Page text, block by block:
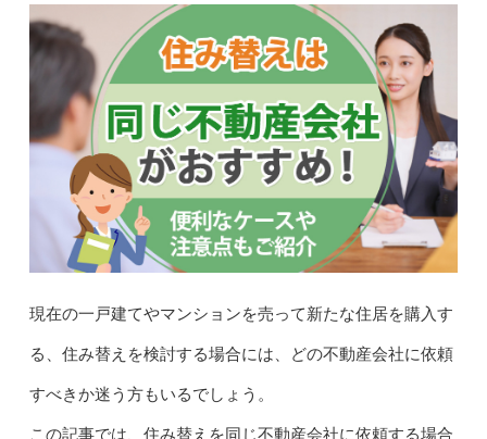
現在の一戸建てやマンションを売って新たな住居を購入す
る、住み替えを検討する場合には、どの不動産会社に依頼
すべきか迷う方もいるでしょう。
この記事では、住み替えを同じ不動産会社に依頼する場合